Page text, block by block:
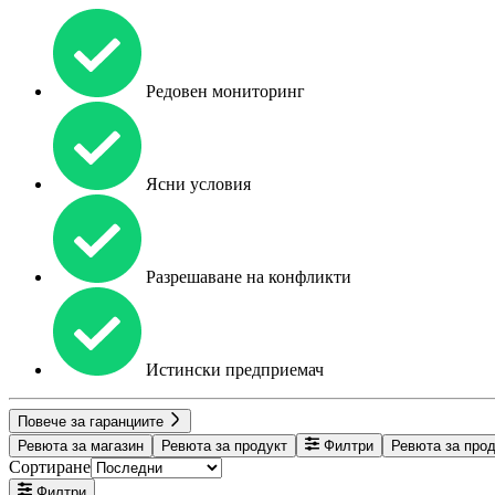
Редовен мониторинг
Ясни условия
Разрешаване на конфликти
Истински предприемач
Повече за гаранциите
Ревюта за магазин
Ревюта за продукт Филтри Ревюта за
Сортиране